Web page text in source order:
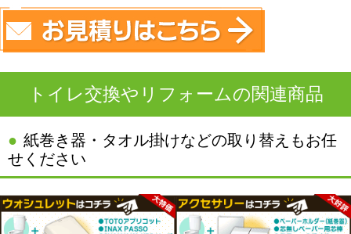
トイレ交換やリフォームの関連商品
紙巻き器・タオル掛けなどの取り替えもお任
せください